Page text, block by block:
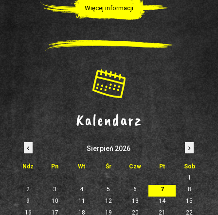
Więcej informacji
Kalendarz
‹ Sierpień 2026 ›
Ndz Pn Wt Śr Czw Pt
Sob
1
2
3 4 5 6 7
8
9
10 11 12 13 14
15
16
17 18 19 20 21
22